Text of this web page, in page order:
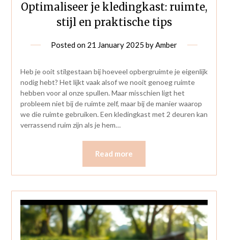
Optimaliseer je kledingkast: ruimte,
stijl en praktische tips
Posted on 21 January 2025 byAmber
Heb je ooit stilgestaan bij hoeveel opbergruimte je eigenlijk
nodig hebt? Het lijkt vaak alsof we nooit genoeg ruimte
hebben voor al onze spullen. Maar misschien ligt het
probleem niet bij de ruimte zelf, maar bij de manier waarop
we die ruimte gebruiken. Een kledingkast met 2 deuren kan
verrassend ruim zijn als je hem…
Read more